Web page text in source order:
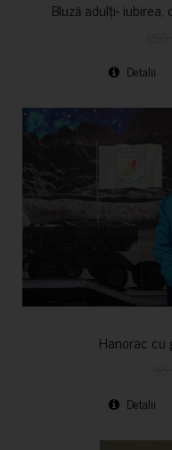
Bluză adulți-
Detalii
Hanorac cu
Detalii